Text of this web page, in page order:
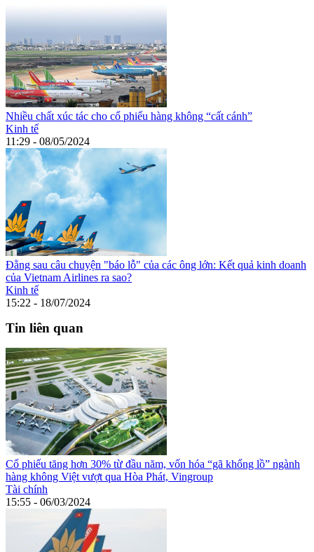
Nhiều chất xúc tác cho cổ phiếu hàng không “cất cánh”
Kinh tế
11:29 - 08/05/2024
Đằng sau câu chuyện "báo lỗ" của các ông lớn: Kết quả kinh doanh
của Vietnam Airlines ra sao?
Kinh tế
15:22 - 18/07/2024
Tin liên quan
Cổ phiếu tăng hơn 30% từ đầu năm, vốn hóa “gã khổng lồ” ngành
hàng không Việt vượt qua Hòa Phát, Vingroup
Tài chính
15:55 - 06/03/2024